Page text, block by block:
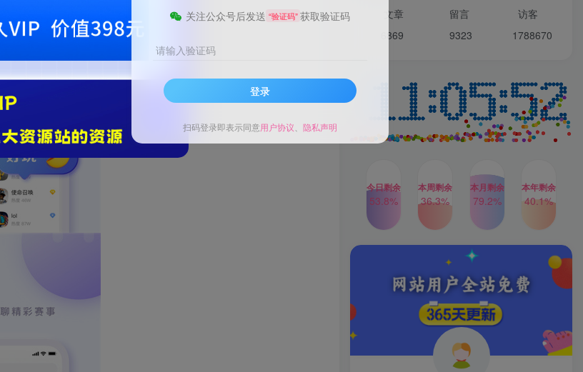
1W+人已阅读
多多视频撸收益最新玩法，
高收益技术，单日变现
2000+，附赠全套技术资料
2年前 1W+人已阅读
数，操作简单 上手难度低
2年前 1W+人已阅读
2024年最新玩法转转无货源
电商，新手小白 简单操作，
长期稳定 日收入500＋
2年前 1W+人已阅读
TOP4
发行人计划蛋仔派对全新玩
法，一天3000＋，蓝海暴力
变现2年前
公众号S粉新玩法，简单操
作、多重变现，每日收益1k
2年前
TOP6
文章 留言 访客
6869 9323 1788670
今日剩余
53.8%
本周剩余
36.3%
本月剩余
79.2%
本年剩余
40.1%
关注公众号后发送 “验证码” 获取验证码
请输入验证码
登录
扫码登录即表示同意用户协议 隐私声明